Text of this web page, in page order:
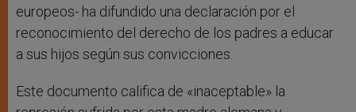
europeos- ha difundido una declaración por el
reconocimiento del derecho de los padres a educar
a sus hijos según sus convicciones.
Este documento califica de «inaceptable» la